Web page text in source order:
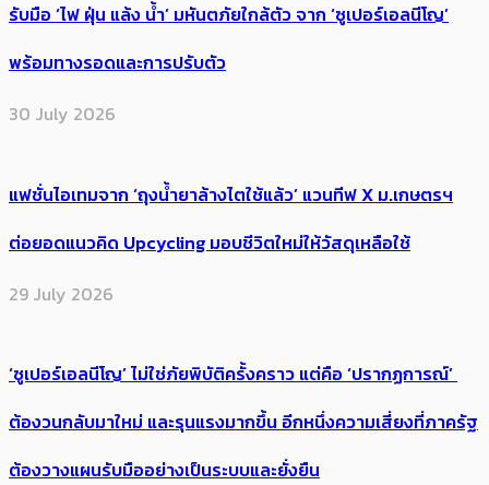
รับมือ ‘ไฟ ฝุ่น แล้ง น้ำ’ มหันตภัยใกล้ตัว จาก ‘ซูเปอร์เอลนีโญ’
พร้อมทางรอดและการปรับตัว
30 July 2026
แฟชั่นไอเทมจาก ‘ถุงน้ำยาล้างไตใช้แล้ว’ แวนทีฟ X ม.เกษตรฯ
ต่อยอดแนวคิด Upcycling มอบชีวิตใหม่ให้วัสดุเหลือใช้
29 July 2026
‘ซูเปอร์เอลนีโญ’ ไม่ใช่ภัยพิบัติครั้งคราว แต่คือ ‘ปรากฏการณ์’ ​
ต้อง​วนกลับมาใหม่ และรุนแรงมากขึ้น อีกหนึ่งความเสี่ยงที่ภาครัฐ
ต้องวางแผนรับมืออย่างเป็นระบบและยั่งยืน